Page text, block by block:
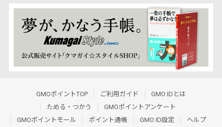
GMOポイントTOP ご利用ガイド
GMO IDとは
ためる・つかう
GMOポイントアンケート
GMOポイントモール
ポイント通帳 GMO ID設定
ヘルプ